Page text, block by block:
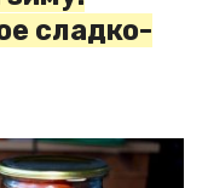
сладко-